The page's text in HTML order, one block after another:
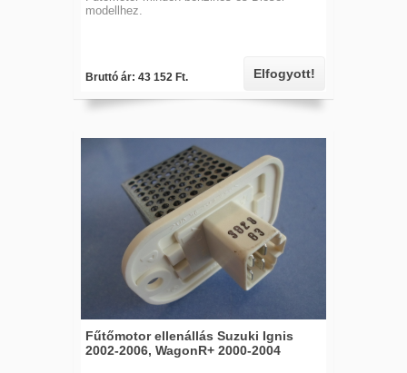
modellhez.
Bruttó ár: 43 152 Ft. Elfogyott!
Fűtőmotor ellenállás Suzuki Ignis
2002-2006, WagonR+ 2000-2004